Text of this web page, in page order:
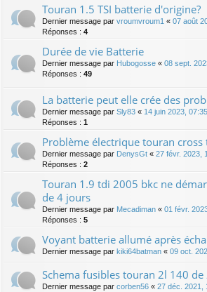
Touran 1.5 TSI batterie d'origine?
Dernier message par vroumvroum1 « 07 août
Réponses : 4
Durée de vie Batterie
Dernier message par Hubogosse « 08 sept.
Réponses : 49
La batterie peut elle crée des
Dernier message par Sly83 « 14 juin 2023, 07:35
Réponses : 1
Problème électrique touran cross
Dernier message par DenysGt « 27 févr. 2023,
Réponses : 2
Touran 1.9 tdi 2005 bkc ne
de 4 jours
Dernier message par Mecadiman « 01 févr.
Réponses : 5
Voyant batterie allumé après
Dernier message par kiki64batman « 09 oct.
Schema fusibles touran 2l 140 de
Dernier message par corben56 « 27 déc. 2021,